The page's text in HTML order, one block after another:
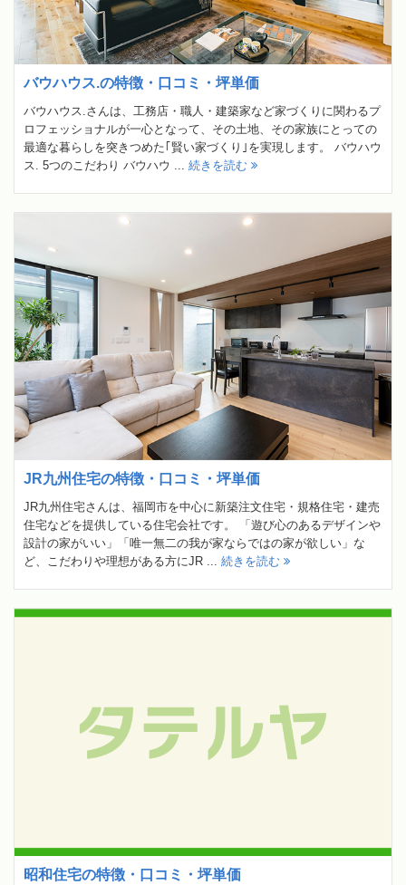
バウハウス.の特徴・口コミ・坪単価
バウハウス.さんは、工務店・職人・建築家など家づくりに関わるプ
ロフェッショナルが一心となって、その土地、その家族にとっての
最適な暮らしを突きつめた｢賢い家づくり｣を実現します。 バウハウ
ス. 5つのこだわり バウハウ ... 続きを読む
JR九州住宅の特徴・口コミ・坪単価
JR九州住宅さんは、福岡市を中心に新築注文住宅・規格住宅・建売
住宅などを提供している住宅会社です。 「遊び心のあるデザインや
設計の家がいい」「唯一無二の我が家ならではの家が欲しい」な
ど、こだわりや理想がある方にJR ... 続きを読む
昭和住宅の特徴・口コミ・坪単価